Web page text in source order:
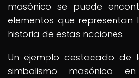
masónico se puede
elementos que representan
historia de estas naciones.
Un ejemplo destacado de
simbolismo masónico